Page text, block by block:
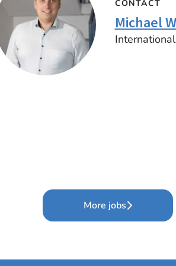
CONTACT
Michael
More jobs